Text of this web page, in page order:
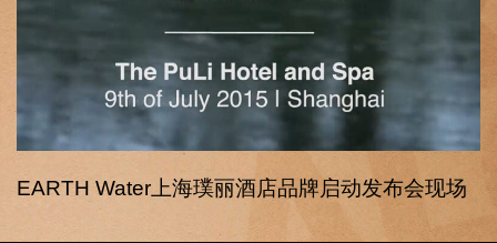
EARTH Water上海璞丽酒店品牌启动发布会现场